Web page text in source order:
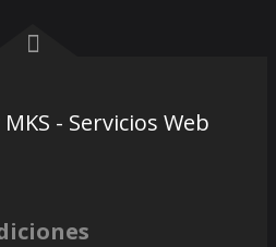
MKS - Servicios Web